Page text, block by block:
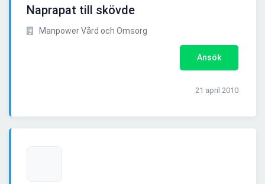
Naprapat till skövde
Manpower Vård och Omsorg
Ansök
21 april 2010